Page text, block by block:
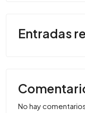
Entradas
No hay